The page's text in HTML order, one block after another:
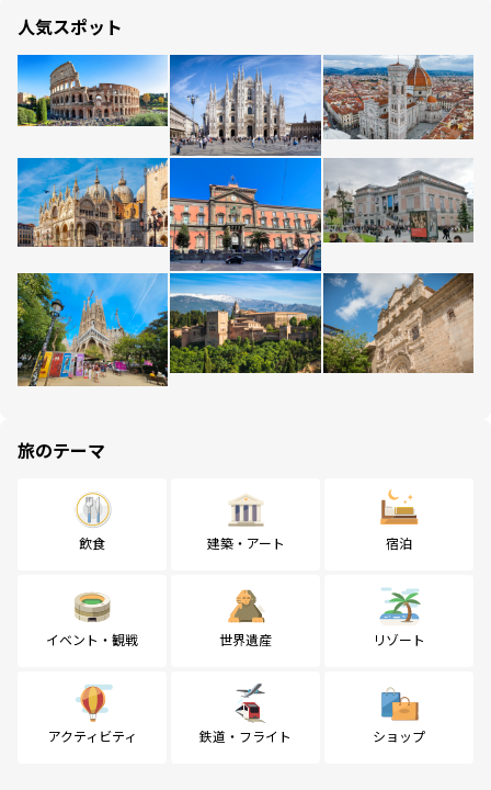
人気スポット
旅のテーマ
飲食 建築・アート 宿泊
イベント・観戦 世界遺産 リゾート
アクティビティ 鉄道・フライト ショップ